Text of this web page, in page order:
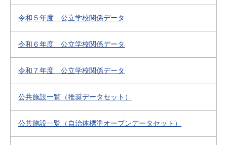
令和５年度 公立学校関係データ
令和６年度 公立学校関係データ
令和７年度 公立学校関係データ
公共施設一覧（推奨データセット）
公共施設一覧（自治体標準オープンデータセット）